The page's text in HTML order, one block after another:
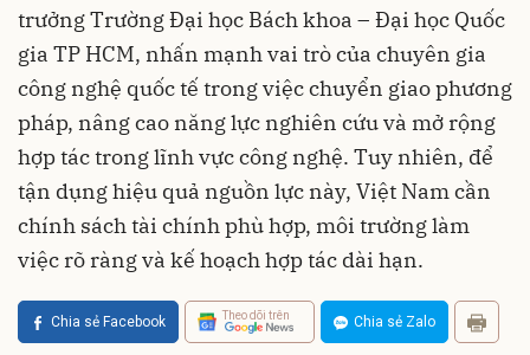
trưởng Trường Đại học Bách khoa – Đại học Quốc
gia TP HCM, nhấn mạnh vai trò của chuyên gia
công nghệ quốc tế trong việc chuyển giao phương
pháp, nâng cao năng lực nghiên cứu và mở rộng
hợp tác trong lĩnh vực công nghệ. Tuy nhiên, để
tận dụng hiệu quả nguồn lực này, Việt Nam cần
chính sách tài chính phù hợp, môi trường làm
việc rõ ràng và kế hoạch hợp tác dài hạn.
Chia sẻ Facebook Theo dõi trên Chia sẻ Zalo